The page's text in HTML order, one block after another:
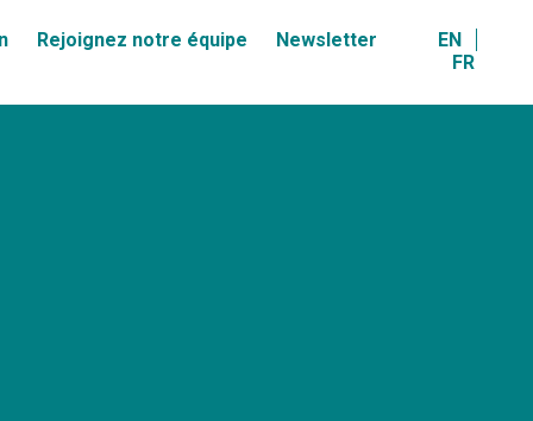
Rejoignez notre équipe Newsletter
EN
FR